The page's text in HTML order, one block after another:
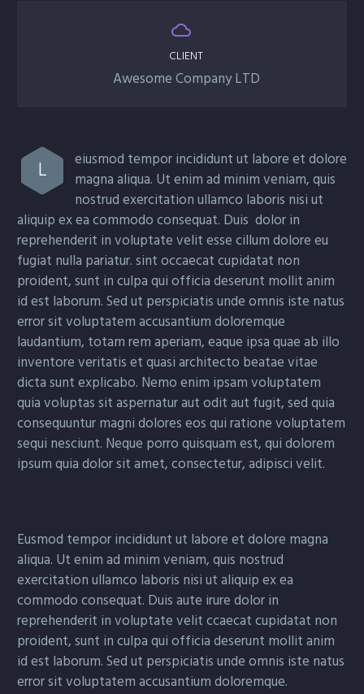


CLIENT
Awesome Company LTD
L
eiusmod tempor incididunt ut labore et dolore
magna aliqua. Ut enim ad minim veniam, quis
nostrud exercitation ullamco laboris nisi ut
aliquip ex ea commodo consequat. Duis dolor in
reprehenderit in voluptate velit esse cillum dolore eu
fugiat nulla pariatur. sint occaecat cupidatat non
proident, sunt in culpa qui officia deserunt mollit anim
id est laborum. Sed ut perspiciatis unde omnis iste natus
error sit voluptatem accusantium doloremque
laudantium, totam rem aperiam, eaque ipsa quae ab illo
inventore veritatis et quasi architecto beatae vitae
dicta sunt explicabo. Nemo enim ipsam voluptatem
quia voluptas sit aspernatur aut odit aut fugit, sed quia
consequuntur magni dolores eos qui ratione voluptatem
sequi nesciunt. Neque porro quisquam est, qui dolorem
ipsum quia dolor sit amet, consectetur, adipisci velit.
Eusmod tempor incididunt ut labore et dolore magna
aliqua. Ut enim ad minim veniam, quis nostrud
exercitation ullamco laboris nisi ut aliquip ex ea
commodo consequat. Duis aute irure dolor in
reprehenderit in voluptate velit ccaecat cupidatat non
proident, sunt in culpa qui officia deserunt mollit anim
id est laborum. Sed ut perspiciatis unde omnis iste natus
error sit voluptatem accusantium doloremque.